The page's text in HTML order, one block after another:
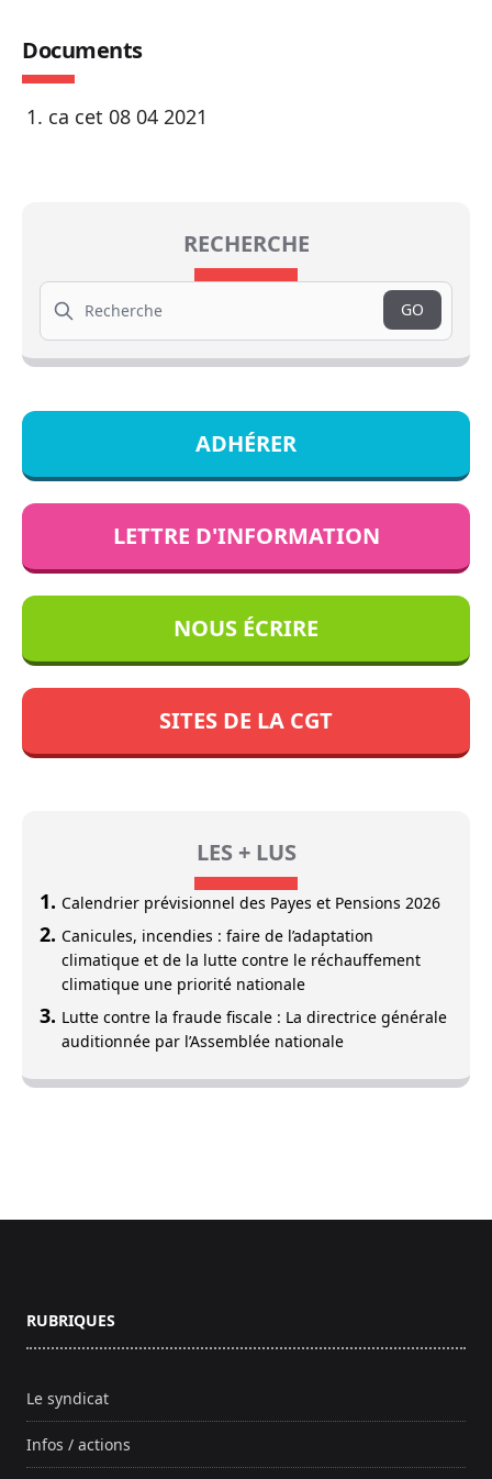
Documents
ca cet 08 04 2021
RECHERCHE
Search
GO
ADHÉRER
LETTRE D'INFORMATION
NOUS ÉCRIRE
SITES DE LA CGT
LES + LUS
Calendrier prévisionnel des Payes et Pensions 2026
Canicules, incendies : faire de l’adaptation
climatique et de la lutte contre le réchauffement
climatique une priorité nationale
Lutte contre la fraude fiscale : La directrice générale
auditionnée par l’Assemblée nationale
RUBRIQUES
Le syndicat
Infos / actions